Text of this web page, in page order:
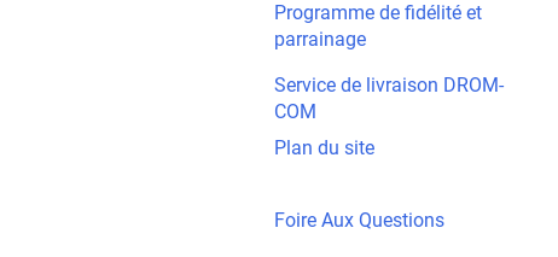
Programme de fidélité et
parrainage
Service de livraison DROM-
COM
Plan du site
Foire Aux Questions